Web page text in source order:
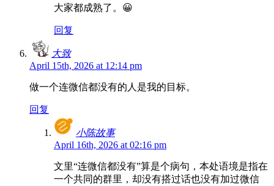
大家都成熟了。😀
回复
大致
April 15th, 2026 at 12:14 pm
做一个连微信都没有的人是我的目标。
回复
小陈故事
April 16th, 2026 at 02:16 pm
文里“连微信都没有”算是个病句，本处语境是指在
一个共同的群里，却没有搭过话也没有加过微信